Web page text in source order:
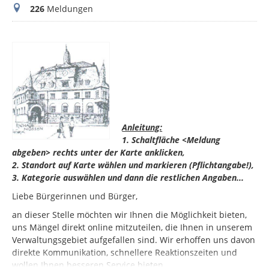
Meldungen
226 Meldungen
Anleitung:
1. Schaltfläche <Meldung
abgeben> rechts unter der Karte anklicken,
2. Standort auf Karte wählen und markieren (Pflichtangabe!),
3. Kategorie auswählen und dann die restlichen Angaben...
Liebe Bürgerinnen und Bürger,
an dieser Stelle möchten wir Ihnen die Möglichkeit bieten,
uns Mängel direkt online mitzuteilen, die Ihnen in unserem
Verwaltungsgebiet aufgefallen sind. Wir erhoffen uns davon
direkte Kommunikation, schnellere Reaktionszeiten und